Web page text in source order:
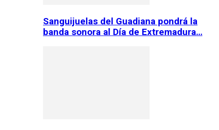
Sanguijuelas del Guadiana pondrá la
banda sonora al Día de Extremadura…